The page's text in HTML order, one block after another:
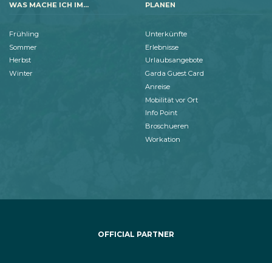
WAS MACHE ICH IM...
Frühling
Sommer
Herbst
Winter
PLANEN
Unterkünfte
Erlebnisse
Urlaubsangebote
Garda Guest Card
Anreise
Mobilität vor Ort
Info Point
Broschueren
Workation
OFFICIAL PARTNER